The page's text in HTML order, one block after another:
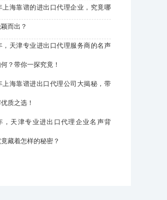
上海靠谱的进出口代理企业，究竟哪
而出？
，天津专业进出口代理服务商的名声
？带你一探究竟！
上海靠谱进出口代理公司大揭秘，带
质之选！
，天津专业进出口代理企业名声背
藏着怎样的秘密？